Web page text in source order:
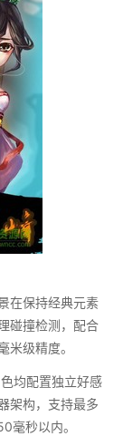
在保持经典元素
碰撞检测，配合
级精度。
均配置独立好感
架构，支持最多
毫秒以内。